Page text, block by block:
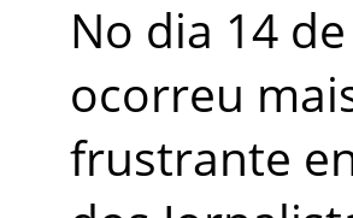
No dia 14
ocorreu
frustrante